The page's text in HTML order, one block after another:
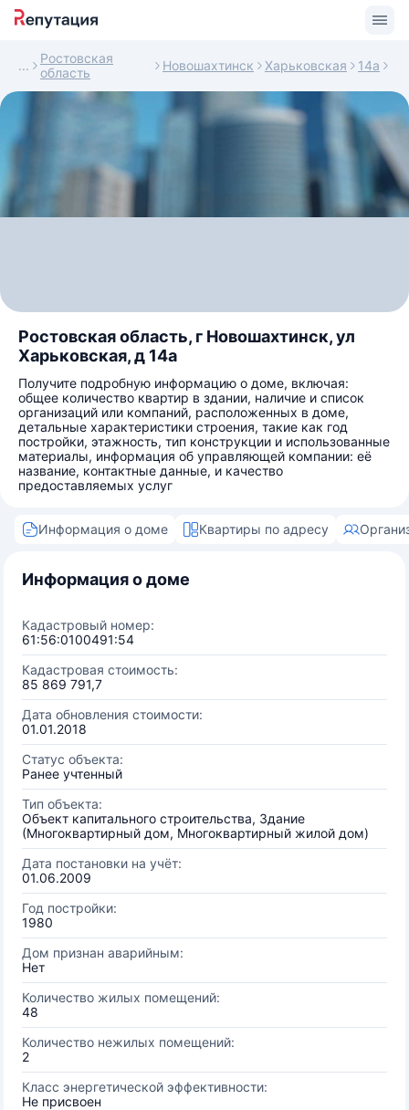
Ростовская
область
Новошахтинск Харьковская 14а
Ростовская область, г Новошахтинск, ул
Харьковская, д 14а
Получите подробную информацию о доме, включая:
общее количество квартир в здании, наличие и список
организаций или компаний, расположенных в доме,
детальные характеристики строения, такие как год
постройки, этажность, тип конструкции и использованные
материалы, информация об управляющей компании: её
название, контактные данные, и качество
предоставляемых услуг
Информация о доме Квартиры по адресу
Информация о доме
Кадастровый номер:
61:56:0100491:54
Кадастровая стоимость:
85 869 791,7
Дата обновления стоимости:
01.01.2018
Статус объекта:
Ранее учтенный
Тип объекта:
Объект капитального строительства, Здание
(Многоквартирный дом, Многоквартирный жилой дом)
Дата постановки на учёт:
01.06.2009
Год постройки:
1980
Дом признан аварийным:
Нет
Количество жилых помещений:
48
Количество нежилых помещений:
2
Класс энергетической эффективности:
Не присвоен